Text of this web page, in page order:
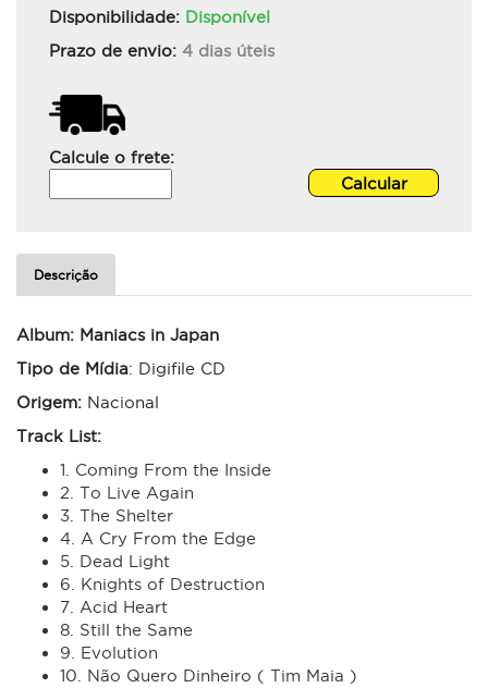
Disponibilidade: Disponível
Prazo de envio: 4 dias úteis
Calcule o frete:
Descrição
Album: Maniacs in Japan
Tipo de Mídia: Digifile CD
Origem: Nacional
Track List:
1. Coming From the Inside
2. To Live Again
3. The Shelter
4. A Cry From the Edge
5. Dead Light
6. Knights of Destruction
7. Acid Heart
8. Still the Same
9. Evolution
10. Não Quero Dinheiro ( Tim Maia )